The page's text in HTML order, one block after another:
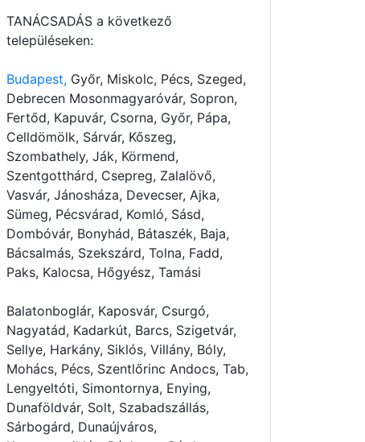
TANÁCSADÁS a következő
településeken:
Budapest, Győr, Miskolc, Pécs, Szeged,
Debrecen Mosonmagyaróvár, Sopron,
Fertőd, Kapuvár, Csorna, Győr, Pápa,
Celldömölk, Sárvár, Kőszeg,
Szombathely, Ják, Körmend,
Szentgotthárd, Csepreg, Zalalövő,
Vasvár, Jánosháza, Devecser, Ajka,
Sümeg, Pécsvárad, Komló, Sásd,
Dombóvár, Bonyhád, Bátaszék, Baja,
Bácsalmás, Szekszárd, Tolna, Fadd,
Paks, Kalocsa, Hőgyész, Tamási
Balatonboglár, Kaposvár, Csurgó,
Nagyatád, Kadarkút, Barcs, Szigetvár,
Sellye, Harkány, Siklós, Villány, Bóly,
Mohács, Pécs, Szentlőrinc Andocs, Tab,
Lengyeltóti, Simontornya, Enying,
Dunaföldvár, Solt, Szabadszállás,
Sárbogárd, Dunaújváros,